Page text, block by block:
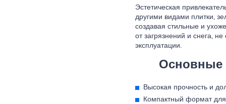
Эстетическая
другими видами плитки,
создавая стильные и
от загрязнений и снега,
эксплуатации.
Основные
Высокая прочность и
Компактный формат для